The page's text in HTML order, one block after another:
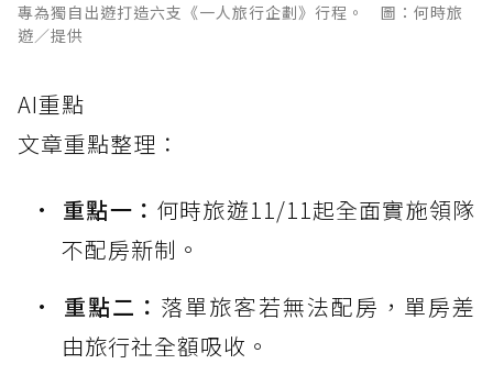
專為獨自出遊打造六支《一人旅行企劃》行程。 圖：何時旅
遊／提供
AI重點
文章重點整理：
重點一： 何時旅遊11/11起全面實施領隊
不配房新制。
重點二： 落單旅客若無法配房，單房差
由旅行社全額吸收。